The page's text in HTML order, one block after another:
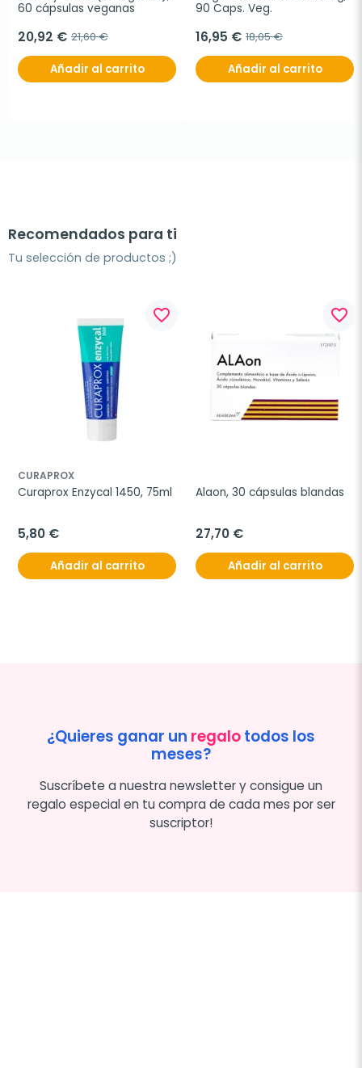
60 cápsulas veganas
20,92 € 21,60 €
Añadir al carrito
90 Caps. Veg.
16,95 € 18,05 €
Añadir al carrito
Recomendados para ti
Tu selección de productos ;)
favorite_border
CURAPROX
Curaprox Enzycal 1450, 75ml
5,80 €
Añadir al carrito
favorite_border
Alaon, 30 cápsulas blandas
27,70 €
Añadir al carrito
¿Quieres ganar un regalotodos los
meses?
Suscríbete a nuestra newsletter y consigue un
regalo especial en tu compra de cada mes por ser
suscriptor!